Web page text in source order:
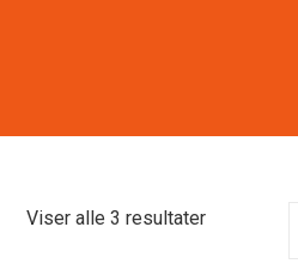
Viser alle 3 resultater